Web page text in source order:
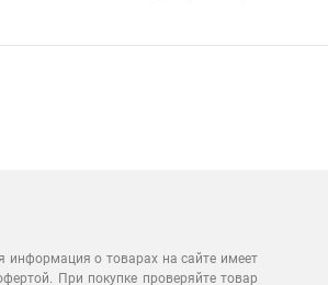
информация о товарах на сайте имеет
При покупке проверяйте товар